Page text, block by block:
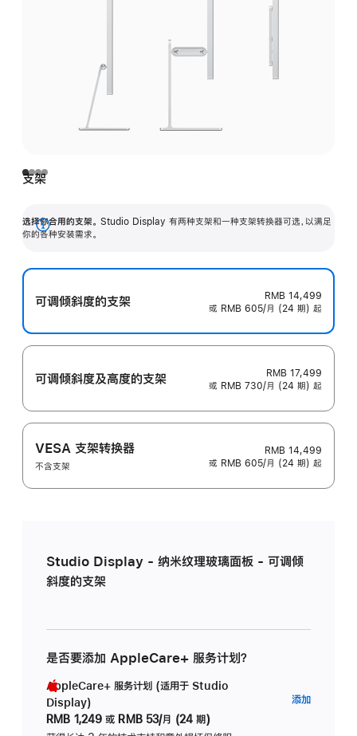
支架
选择你合用的支架。 Studio Display 有两种支架和一种支架转换器可选，以满足
你的各种安装需求。
展
可调倾斜度的支架
RMB 14,499
或 RMB 605/月 (24 期) 起
可调倾斜度及高‍度的支‍架
RMB 17,499
或 RMB 730/月 (24 期) 起
VESA 支架转换器
不含支架
RMB 14,499
或 RMB 605/月 (24 期) 起
Studio Display - 纳米纹理玻璃面板 - 可调倾
斜度的支架
是否要添加 AppleCare+ 服务计划？
AppleCare+ 服务计划 (适用于 Studio
Display)
RMB 1,249 或 RMB 53/月 (24 期)
添加